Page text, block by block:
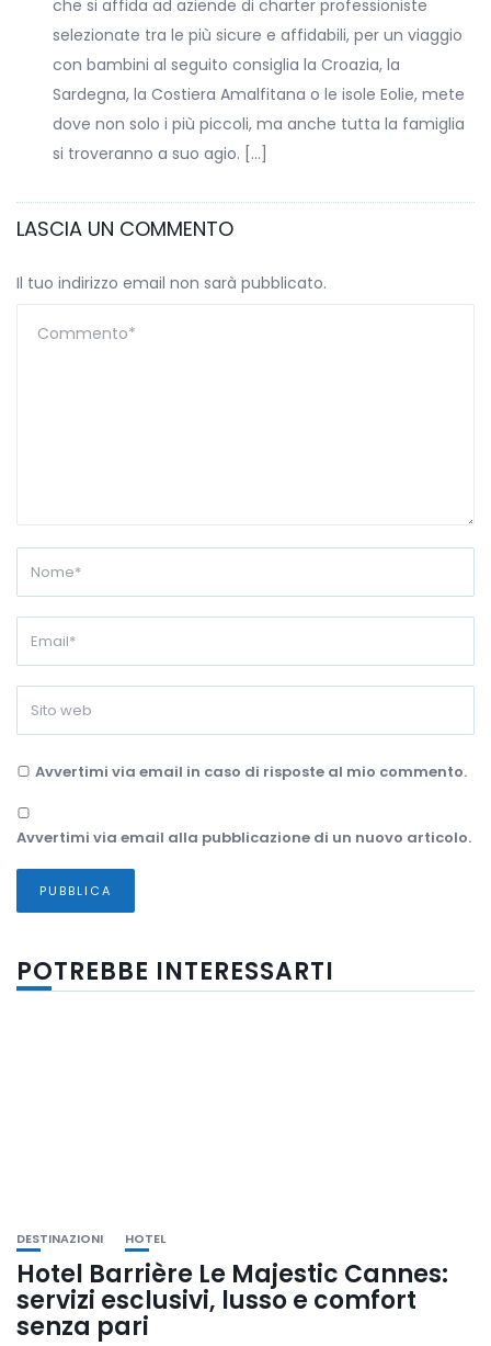
che si affida ad aziende di charter professioniste
selezionate tra le più sicure e affidabili, per un viaggio
con bambini al seguito consiglia la Croazia, la
Sardegna, la Costiera Amalfitana o le isole Eolie, mete
dove non solo i più piccoli, ma anche tutta la famiglia
si troveranno a suo agio. […]
LASCIA UN COMMENTO
Il tuo indirizzo email non sarà pubblicato.
Avvertimi via email in caso di risposte al mio commento.
Avvertimi via email alla pubblicazione di un nuovo articolo.
POTREBBE INTERESSARTI
DESTINAZIONI HOTEL
Hotel Barrière Le Majestic Cannes:
servizi esclusivi, lusso e comfort
senza pari